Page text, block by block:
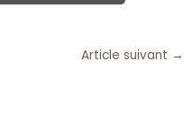
Article suivant →